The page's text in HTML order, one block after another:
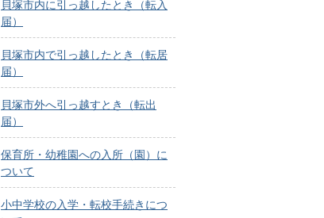
貝塚市内に引っ越したとき（転入
届）
貝塚市内で引っ越したとき（転居
届）
貝塚市外へ引っ越すとき（転出
届）
保育所・幼稚園への入所（園）に
ついて
小中学校の入学・転校手続きにつ